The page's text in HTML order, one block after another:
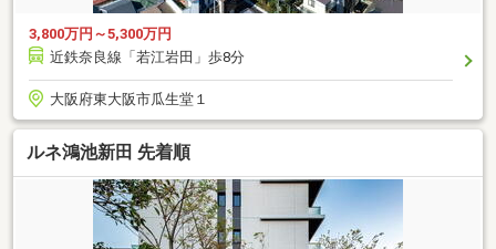
3,800万円～5,300万円
近鉄奈良線「若江岩田」歩8分
大阪府東大阪市瓜生堂１
ルネ鴻池新田 先着順